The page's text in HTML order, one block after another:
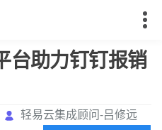
台助力钉钉报销
轻易云集成顾问-吕修远